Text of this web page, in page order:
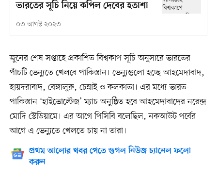
ভারতের সূচি নিয়ে কপিল দেবের হতাশা
০৩ আগস্ট ২০২৩
জুনের শেষ সপ্তাহে প্রকাশিত বিশ্বকাপ সূচি অনুসারে ভারতের
পাঁচটি ভেন্যুতে খেলবে পাকিস্তান। ভেন্যুগুলো হচ্ছে আহমেদাবাদ,
হায়দরাবাদ, বেঙ্গালুরু, চেন্নাই ও কলকাতা। এর মধ্যে ভারত-
পাকিস্তান ‘হাইভোল্টেজ’ ম্যাচ অনুষ্ঠিত হবে আহমেদাবাদের নরেন্দ্র
মোদি স্টেডিয়ামে। এর আগে পিসিবি বলেছিল, নকআউট পর্বের
আগে এ ভেন্যুতে খেলতে চায় না তারা।
প্রথম আলোর খবর পেতে গুগল নিউজ চ্যানেল ফলো
করুন